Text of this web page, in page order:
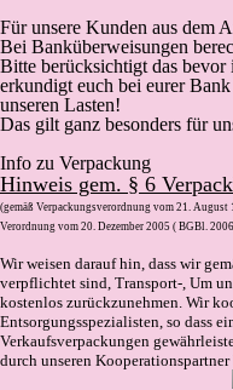
Für unsere Kunden aus dem
Bei Banküberweisungen
Bitte berücksichtigt das
erkundigt euch bei eurer
unseren Lasten!
Das gilt ganz besonders für
Info zu Verpackung
Hinweis gem. § 6
(gemäß Verpackungsverordnung vom 21.
Verordnung vom 20. Dezember 2005 ( BGBl.
Wir weisen darauf hin, dass wir
verpflichtet sind, Transport-, Um
kostenlos zurückzunehmen. Wir
Entsorgungsspezialisten, so dass
Verkaufsverpackungen
durch unseren